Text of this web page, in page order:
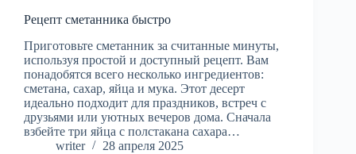
Рецепт сметанника быстро
Приготовьте сметанник за считанные минуты,
используя простой и доступный рецепт. Вам
понадобятся всего несколько ингредиентов:
сметана, сахар, яйца и мука. Этот десерт
идеально подходит для праздников, встреч с
друзьями или уютных вечеров дома. Сначала
взбейте три яйца с полстакана сахара…
writer
28 апреля 2025